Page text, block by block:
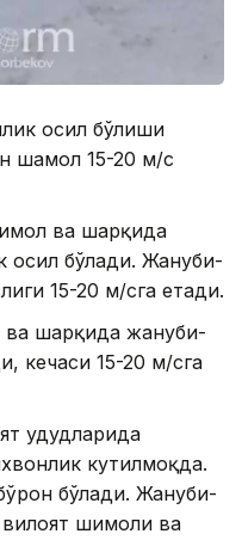
ҳосил бўлиши
шамол 15-20 м/с
ва шарқида
ҳосил бўлади. Жануби-
15-20 м/сга етади.
ва шарқида жануби-
кечаси 15-20 м/сга
ҳудудларида
кутилмоқда.
бўлади. Жануби-
вилоят шимоли ва